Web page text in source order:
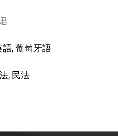
語, 葡萄牙語
, 民法